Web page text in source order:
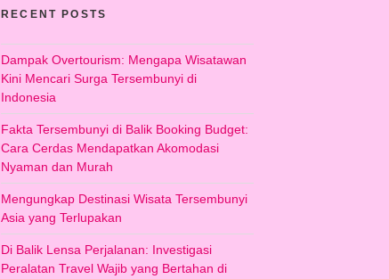
RECENT POSTS
Dampak Overtourism: Mengapa Wisatawan
Kini Mencari Surga Tersembunyi di
Indonesia
Fakta Tersembunyi di Balik Booking Budget:
Cara Cerdas Mendapatkan Akomodasi
Nyaman dan Murah
Mengungkap Destinasi Wisata Tersembunyi
Asia yang Terlupakan
Di Balik Lensa Perjalanan: Investigasi
Peralatan Travel Wajib yang Bertahan di